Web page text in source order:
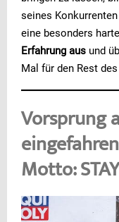
seines
eine besonders
Erfahrung aus und
Mal für den Rest
Vorsprung
Motto: